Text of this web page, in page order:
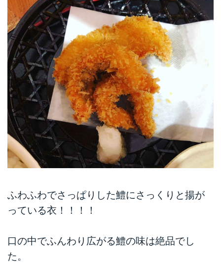
ふわふわでさっぱりした鱧にさっくりと揚が
っている衣！！！！
口の中でふんわり広がる鱧の味は絶品でし
た。